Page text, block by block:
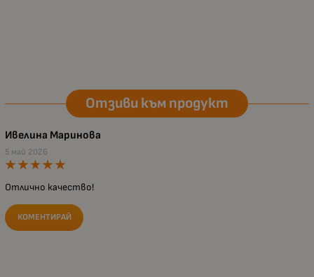
Отзиви към продукт
Ивелина Маринова
5 май 2026
Отлично качество!
КОМЕНТИРАЙ